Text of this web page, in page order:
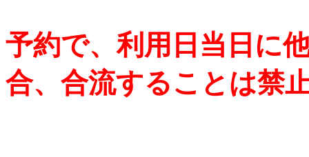
予約で、利用日当日に
合、合流することは禁